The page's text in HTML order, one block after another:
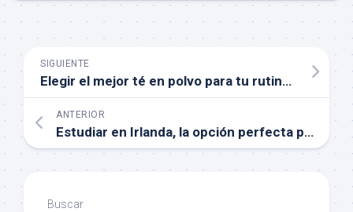
SIGUIENTE
Elegir el mejor té en polvo para tu rutina matutina
ANTERIOR
Estudiar en Irlanda, la opción perfecta para los estudiantes internacionales
Buscar